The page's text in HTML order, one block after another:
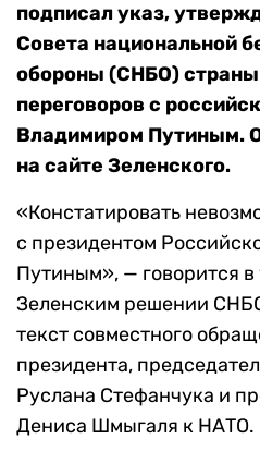
подписал указ,
Совета национальной
обороны (СНБО)
переговоров с
Владимиром Путиным.
на сайте Зеленского.
«Констатировать
с президентом
Путиным», — говорится
Зеленским решении
текст совместного
президента,
Руслана Стефанчука и
Дениса Шмыгаля к НАТО.